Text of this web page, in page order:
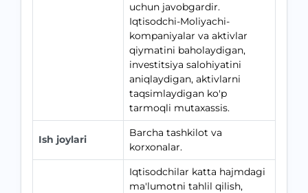
uchun javobgardir.
Iqtisodchi-Moliyachi-
kompaniyalar va aktivlar
qiymatini baholaydigan,
investitsiya salohiyatini
aniqlaydigan, aktivlarni
taqsimlaydigan ko'p
tarmoqli mutaxassis.
Ish joylari
Barcha tashkilot va
korxonalar.
Iqtisodchilar katta hajmdagi
ma'lumotni tahlil qilish,